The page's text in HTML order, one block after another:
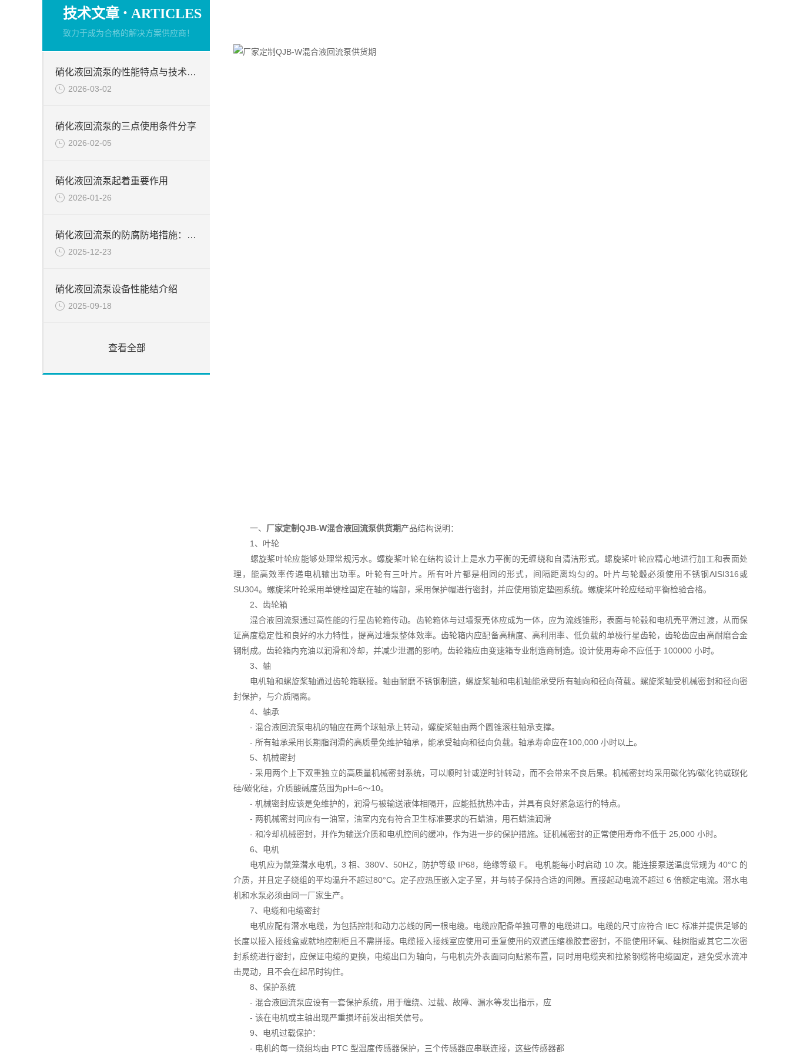
技术文章 · ARTICLES
致力于成为合格的解决方案供应商！
硝化液回流泵的性能特点与技术要求介绍
2026-03-02
硝化液回流泵的三点使用条件分享
2026-02-05
硝化液回流泵起着重要作用
2026-01-26
硝化液回流泵的防腐防堵措施：预防结垢与堵塞的有效方法
2025-12-23
硝化液回流泵设备性能结介绍
2025-09-18
查看全部
一、 厂家定制QJB-W混合液回流泵供货期产品结构说明：
1、叶轮
螺旋桨叶轮应能够处理常规污水。螺旋桨叶轮在结构设计上是水力平衡的无缠绕和自清洁形式。螺旋桨叶轮应精心地进行加工和表面处
理，能高效率传递电机输出功率。叶轮有三叶片。所有叶片都是相同的形式，间隔距离均匀的。叶片与轮觳必须使用不锈钢AISI316或
SU304。螺旋桨叶轮采用单键栓固定在轴的端部，采用保护帽进行密封，并应使用锁定垫圈系统。螺旋桨叶轮应经动平衡检验合格。
2、齿轮箱
混合液回流泵通过高性能的行星齿轮箱传动。齿轮箱体与过墙泵壳体应成为一体，应为流线锥形，表面与轮毂和电机壳平滑过渡，从而保
证高度稳定性和良好的水力特性，提高过墙泵整体效率。齿轮箱内应配备高精度、高利用率、低负载的单极行星齿轮，齿轮齿应由高耐磨合金
钢制成。齿轮箱内充油以润滑和冷却，并减少泄漏的影响。齿轮箱应由变速箱专业制造商制造。设计使用寿命不应低于 100000 小时。
3、轴
电机轴和螺旋桨轴通过齿轮箱联接。轴由耐磨不锈钢制造，螺旋桨轴和电机轴能承受所有轴向和径向荷载。螺旋桨轴受机械密封和径向密
封保护，与介质隔离。
4、轴承
- 混合液回流泵电机的轴应在两个球轴承上转动，螺旋桨轴由两个圆锥滚柱轴承支撑。
- 所有轴承采用长期脂润滑的高质量免维护轴承，能承受轴向和径向负载。轴承寿命应在100,000 小时以上。
5、机械密封
- 采用两个上下双重独立的高质量机械密封系统，可以顺时针或逆时针转动，而不会带来不良后果。机械密封均采用碳化钨/碳化钨或碳化
硅/碳化硅，介质酸碱度范围为pH=6～10。
- 机械密封应该是免维护的，润滑与被输送液体相隔开，应能抵抗热冲击，并具有良好紧急运行的特点。
- 两机械密封间应有一油室，油室内充有符合卫生标准要求的石蜡油，用石蜡油润滑
- 和冷却机械密封，并作为输送介质和电机腔间的缓冲，作为进一步的保护措施。证机械密封的正常使用寿命不低于 25,000 小时。
6、电机
电机应为鼠笼潜水电机，3 相、380V、50HZ，防护等级 IP68，绝缘等级 F。 电机能每小时启动 10 次。能连接泵送温度常规为 40°C 的
介质，并且定子绕组的平均温升不超过80°C。定子应热压嵌入定子室，并与转子保持合适的间隙。直接起动电流不超过 6 倍额定电流。潜水电
机和水泵必须由同一厂家生产。
7、电缆和电缆密封
电机应配有潜水电缆，为包括控制和动力芯线的同一根电缆。电缆应配备单独可靠的电缆进口。电缆的尺寸应符合 IEC 标准并提供足够的
长度以接入接线盒或就地控制柜且不需拼接。电缆接入接线室应使用可重复使用的双道压缩橡胶套密封，不能使用环氧、硅树脂或其它二次密
封系统进行密封，应保证电缆的更换，电缆出口为轴向，与电机壳外表面同向贴紧布置，同时用电缆夹和拉紧钢缆将电缆固定，避免受水流冲
击晃动，且不会在起吊时钩住。
8、保护系统
- 混合液回流泵应设有一套保护系统，用于缠绕、过载、故障、漏水等发出指示，应
- 该在电机或主轴出现严重损坏前发出相关信号。
9、电机过载保护：
- 电机的每一绕组均由 PTC 型温度传感器保护，三个传感器应串联连接，这些传感器都